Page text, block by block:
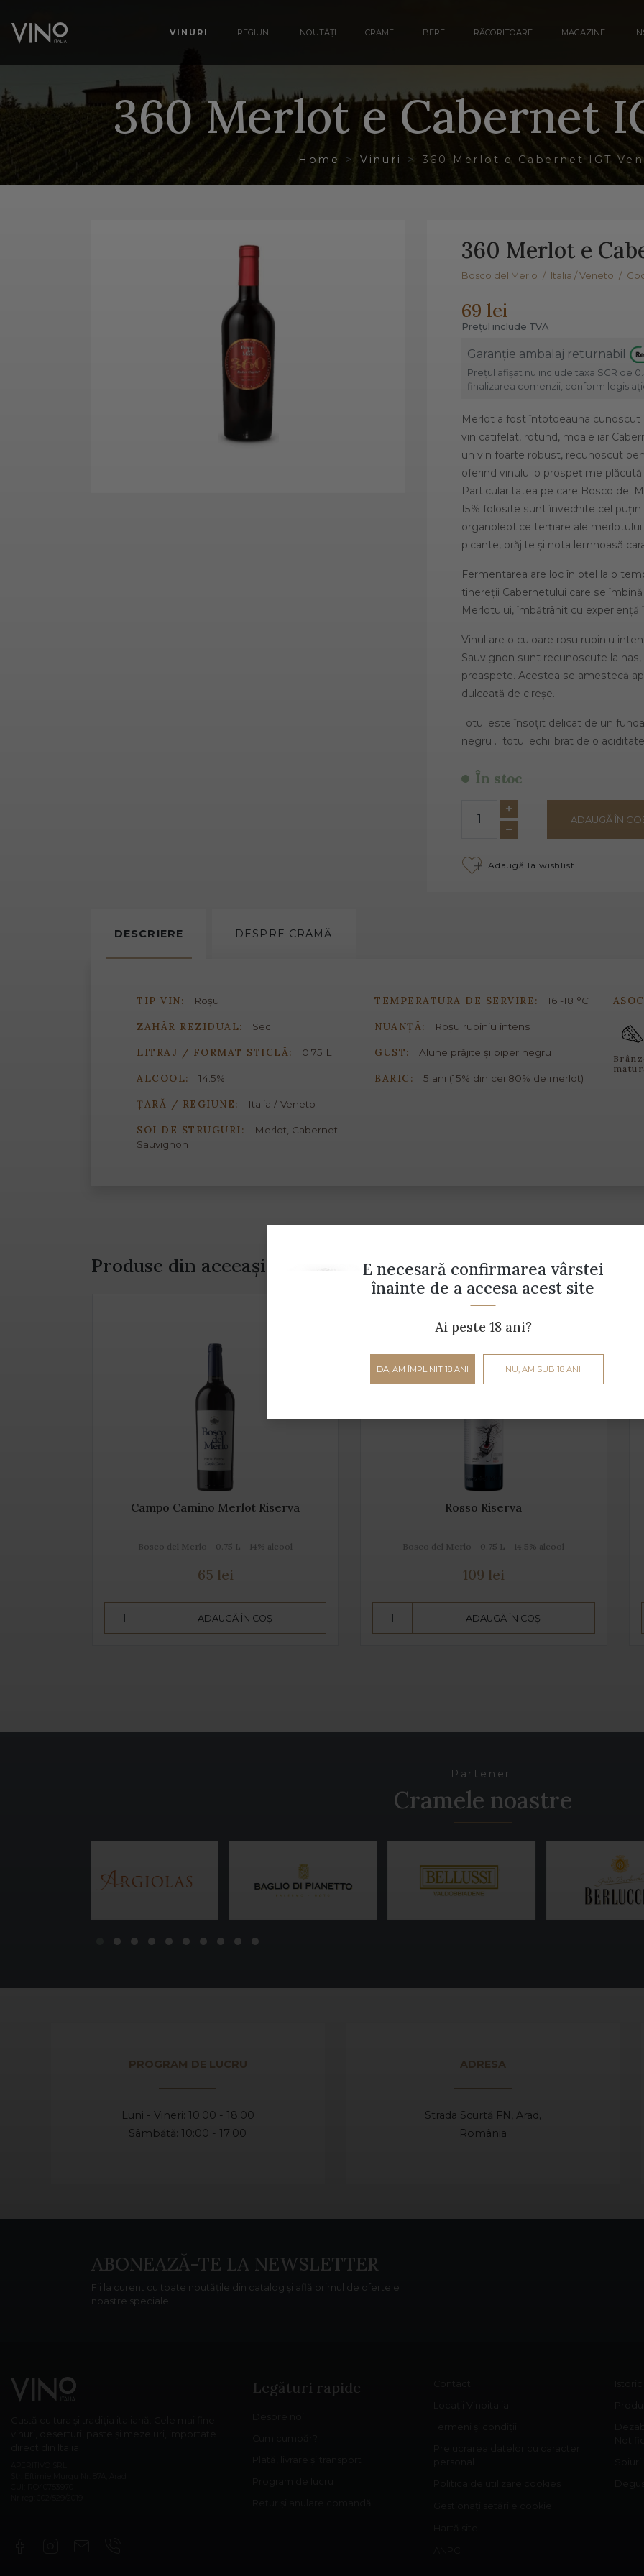
VINURI REGIUNI NOUTĂȚI CRAME BERE RĂCORITOARE MAGAZINE
360 Merlot e Cabernet
Home Vinuri 360 Merlot e Cabernet IGT
360 Merlot e
Bosco del Merlo / Italia / Veneto /
69 lei
Prețul include TVA
Garanție ambalaj returnabil
Prețul afișat nu include taxa SGR de
finalizarea comenzii, conform
Merlot a fost întotdeauna cunoscut
vin catifelat, rotund, moale iar
un vin foarte robust, recunoscut
oferind vinului o prospețime
Particularitatea pe care Bosco del
15% folosite sunt învechite cel
organoleptice terțiare ale
picante, prăjite și nota lemnoasă
Fermentarea are loc în oțel la o
tinereții Cabernetului care se
Merlotului, îmbătrânit cu experiență
Vinul are o culoare roșu rubiniu
Sauvignon sunt recunoscute la
proaspete. Acestea se amestecă
dulceață de cireșe.
Totul este însoțit delicat de un
negru . totul echilibrat de o
În stoc
ADAUGĂ ÎN
Adaugă la wishlist
DESCRIERE DESPRE CRAMĂ
TIP VIN: Roșu
ZAHĂR REZIDUAL: Sec
LITRAJ / FORMAT STICLĂ: 0.75 L
ALCOOL: 14.5%
ȚARĂ / REGIUNE: Italia / Veneto
SOI DE STRUGURI:
Merlot, Cabernet
Sauvignon
TEMPERATURA DE SERVIRE: 16 -18 °C
NUANȚĂ: Roșu rubiniu intens
GUST: Alune prăjite și piper negru
BARIC: 5 ani (15% din cei 80% de merlot)
Produse din aceeași gamă
Campo Camino Merlot Riserva
Bosco del Merlo - 0.75 L - 14% alcool
65 lei
ADAUGĂ ÎN COȘ
Rosso Riserva
Bosco del Merlo - 0.75 L - 14.5% alcool
109 lei
ADAUGĂ ÎN COȘ
Parteneri
Cramele noastre
PROGRAM DE LUCRU
Luni - Vineri: 10:00 - 18:00
Sâmbătă: 10:00 - 17:00
ADRESA
Strada Scurtă FN, Arad,
România
ABONEAZĂ-TE LA NEWSLETTER
Fii la curent cu toate noutățile din catalog și află primul de ofertele
noastre speciale.
Legături rapide
E necesară confirmarea vârstei
înainte de a accesa acest site
Ai peste 18 ani?
DA, AM ÎMPLINIT 18 ANI NU, AM SUB 18 ANI